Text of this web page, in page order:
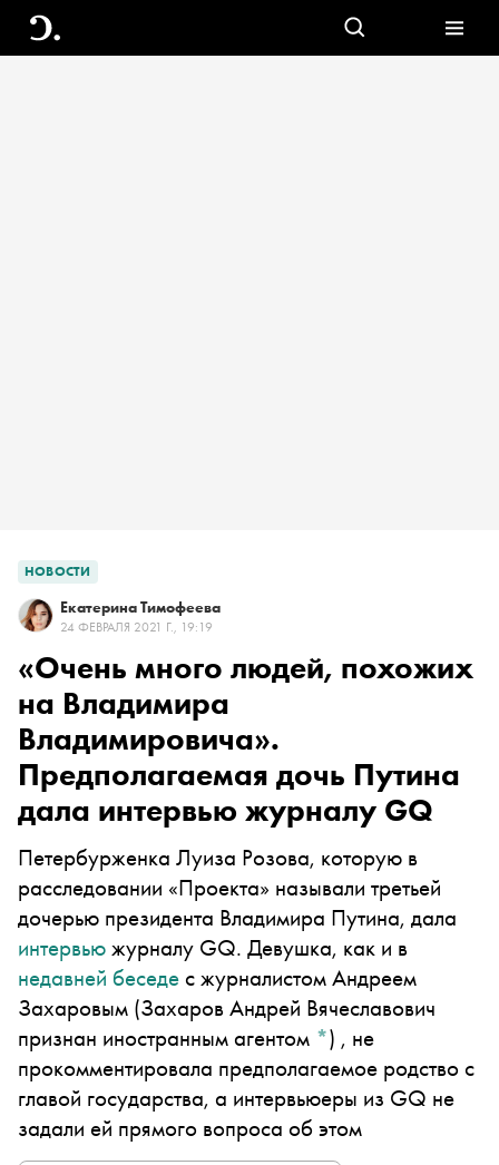
НОВОСТИ
Екатерина Тимофеева
24 ФЕВРАЛЯ 2021 Г., 19:19
«Очень много людей, похожих
на Владимира
Владимировича».
Предполагаемая дочь Путина
дала интервью журналу GQ
Петербурженка Луиза Розова, которую в
расследовании «Проекта» называли третьей
дочерью президента Владимира Путина, дала
интервьюжурналу GQ. Девушка, как и в
недавней беседес журналистомАндреем
Захаровым (Захаров Андрей Вячеславович
признан иностранным агентом *) , не
прокомментировала предполагаемое родство с
главой государства, а интервьюеры из GQ не
задали ей прямого вопроса об этом